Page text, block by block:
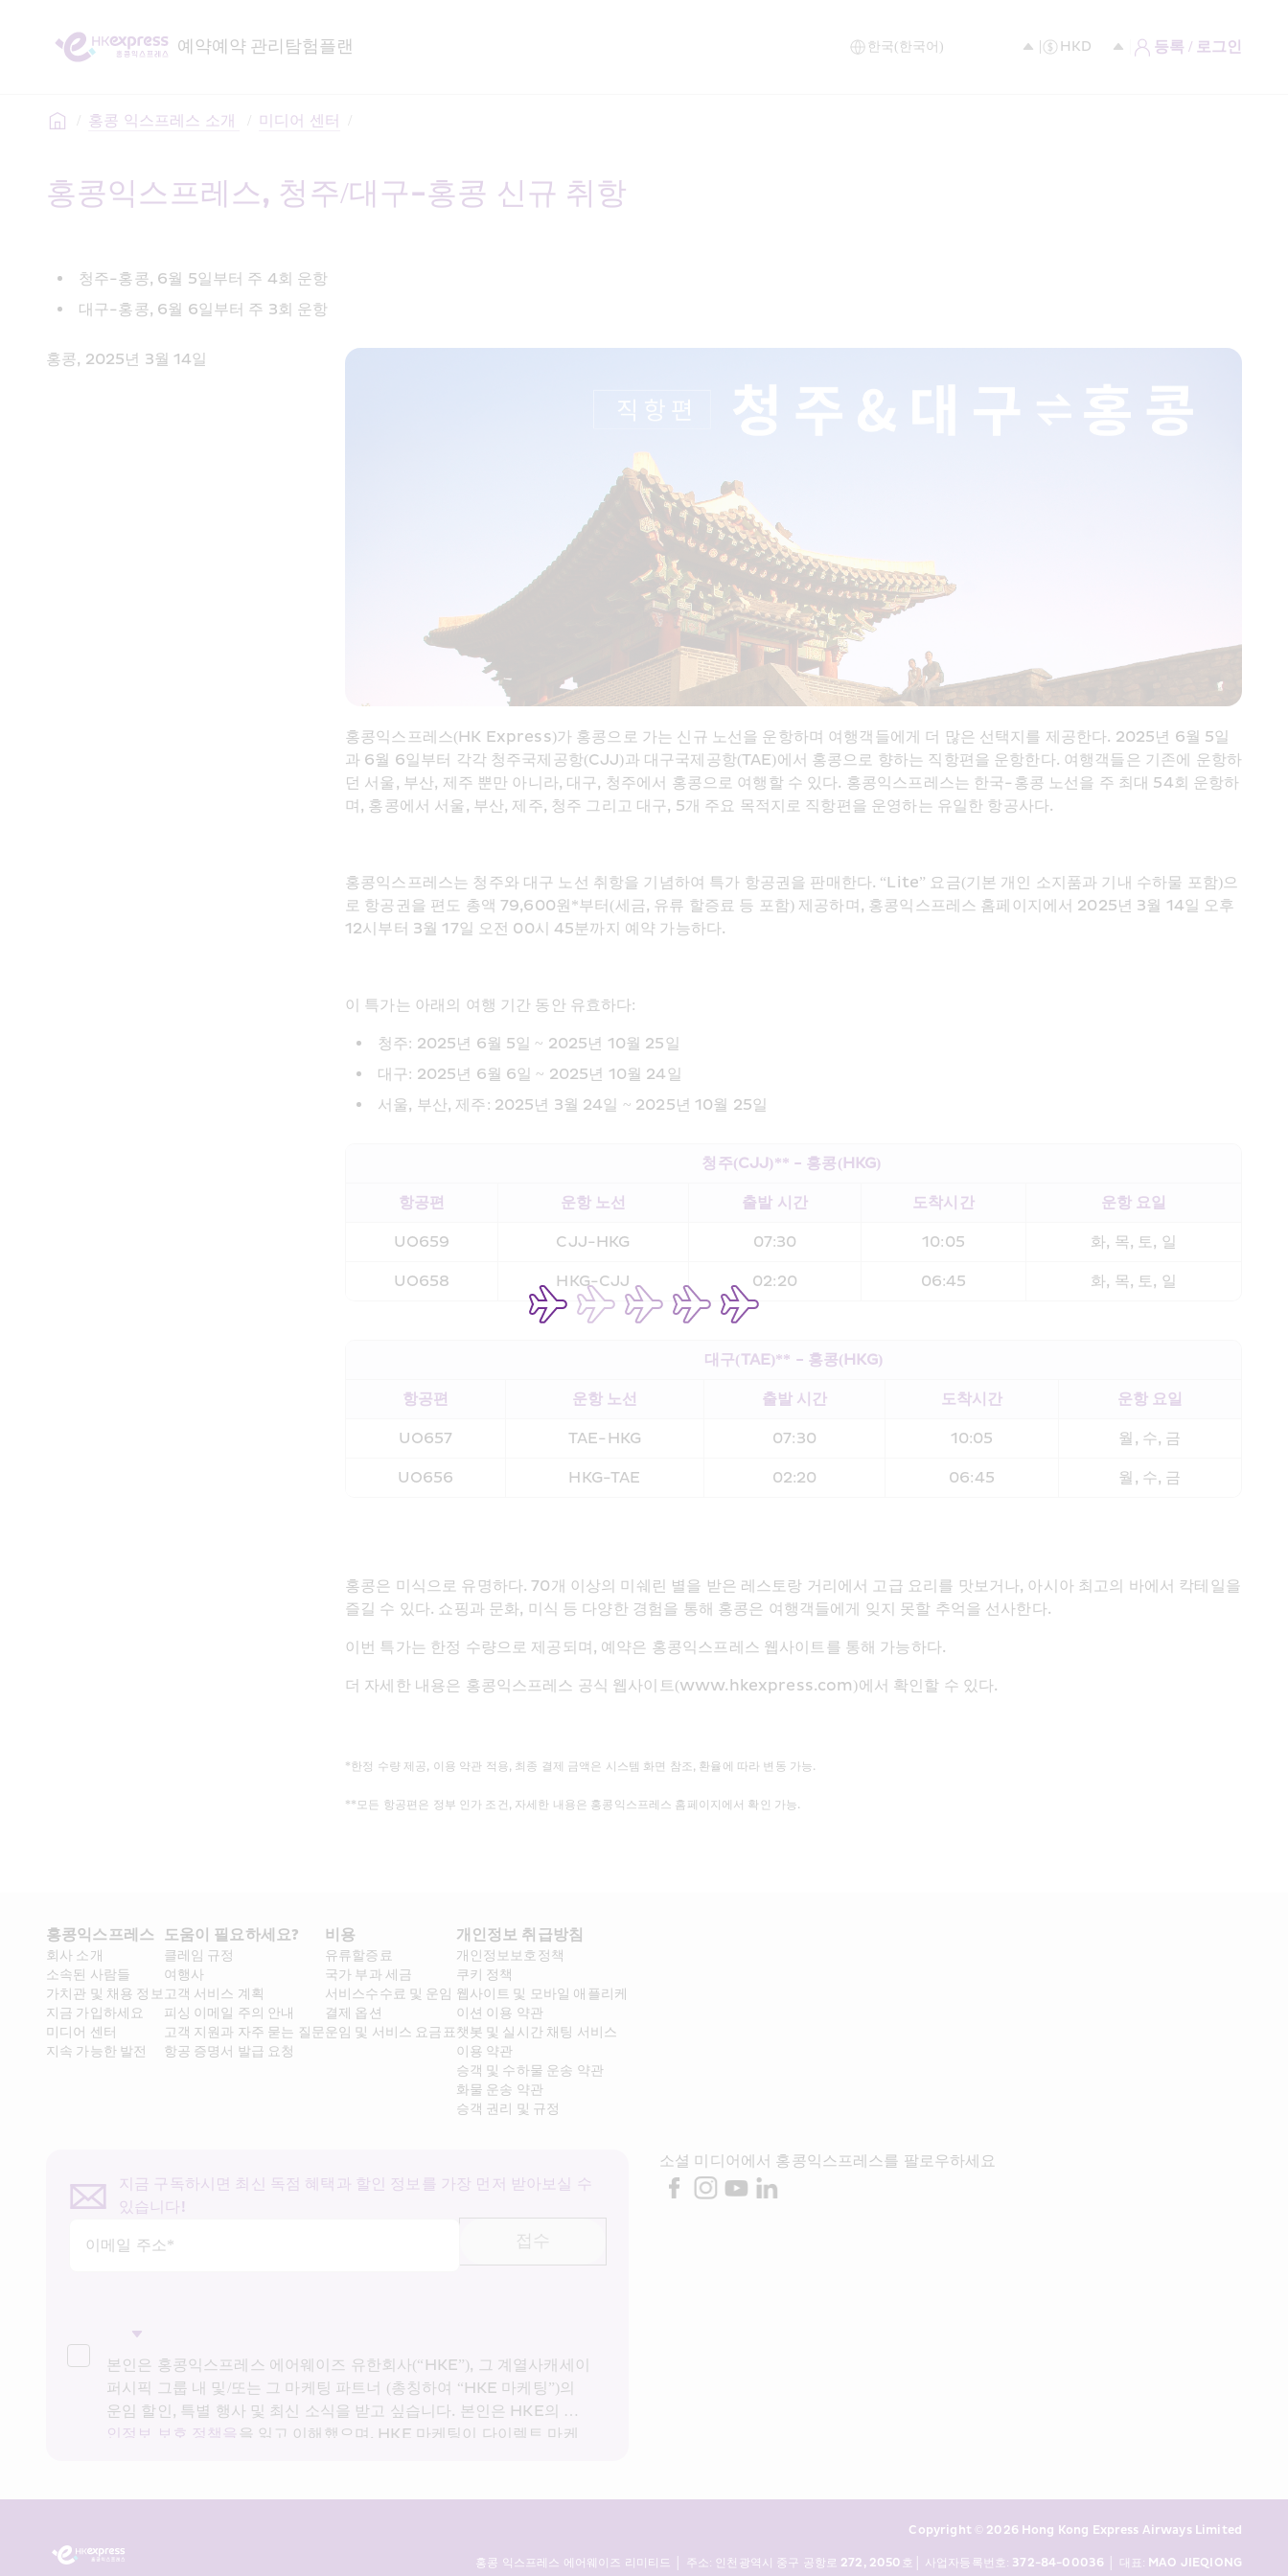
예약예약 관리 탐험플랜 등록 / 로그인
/ 홍콩 익스프레스 소개 / 미디어 센터 /
홍콩익스프레스, 청주/대구-홍콩 신규 취항
청주-홍콩, 6월 5일부터 주 4회 운항
대구-홍콩, 6월 6일부터 주 3회 운항
홍콩, 2025년 3월 14일
홍콩익스프레스(HK Express)가 홍콩으로 가는 신규 노선을 운항하며 여행객들에게 더 많은 선택지를 제공한다. 2025년 6월 5일
과 6월 6일부터 각각 청주국제공항(CJJ)과 대구국제공항(TAE)에서 홍콩으로 향하는 직항편을 운항한다. 여행객들은 기존에 운항하
던 서울, 부산, 제주 뿐만 아니라, 대구, 청주에서 홍콩으로 여행할 수 있다. 홍콩익스프레스는 한국-홍콩 노선을 주 최대 54회 운항하
며, 홍콩에서 서울, 부산, 제주, 청주 그리고 대구, 5개 주요 목적지로 직항편을 운영하는 유일한 항공사다.
홍콩익스프레스는 청주와 대구 노선 취항을 기념하여 특가 항공권을 판매한다. “Lite” 요금(기본 개인 소지품과 기내 수하물 포함)으
로 항공권을 편도 총액 79,600원*부터(세금, 유류 할증료 등 포함) 제공하며, 홍콩익스프레스 홈페이지에서 2025년 3월 14일 오후
12시부터 3월 17일 오전 00시 45분까지 예약 가능하다.
이 특가는 아래의 여행 기간 동안 유효하다:
청주: 2025년 6월 5일 ~ 2025년 10월 25일
대구: 2025년 6월 6일 ~ 2025년 10월 24일
서울, 부산, 제주: 2025년 3월 24일 ~ 2025년 10월 25일
청주(CJJ)** - 홍콩(HKG)
항공편 운항 노선 출발 시간 도착시간 운항 요일
UO659 CJJ-HKG 07:30 10:05 화, 목, 토, 일
UO658 HKG-CJJ 02:20 06:45 화, 목, 토, 일
대구(TAE)** - 홍콩(HKG)
항공편 운항 노선 출발 시간 도착시간 운항 요일
UO657 TAE-HKG 07:30 10:05 월, 수, 금
UO656 HKG-TAE 02:20 06:45 월, 수, 금
홍콩은 미식으로 유명하다. 70개 이상의 미쉐린 별을 받은 레스토랑 거리에서 고급 요리를 맛보거나, 아시아 최고의 바에서 칵테일을
즐길 수 있다. 쇼핑과 문화, 미식 등 다양한 경험을 통해 홍콩은 여행객들에게 잊지 못할 추억을 선사한다.
이번 특가는 한정 수량으로 제공되며, 예약은 홍콩익스프레스 웹사이트를 통해 가능하다.
더 자세한 내용은 홍콩익스프레스 공식 웹사이트(www.hkexpress.com)에서 확인할 수 있다.
*한정 수량 제공, 이용 약관 적용, 최종 결제 금액은 시스템 화면 참조, 환율에 따라 변동 가능.
**모든 항공편은 정부 인가 조건, 자세한 내용은 홍콩익스프레스 홈페이지에서 확인 가능.
홍콩익스프레스​
회사 소개​
소속된 사람들
가치관 및 채용 정보​
지금 가입하세요
미디어 센터
지속 가능한 발전
도움이 필요하세요?
클레임 규정
여행사
고객 서비스 계획
피싱 이메일 주의 안내
고객 지원과 자주 묻는 질문
항공 증명서 발급 요청
비용
유류할증료
국가 부과 세금
서비스수수료 및 운임
결제 옵션
운임 및 서비스 요금표
개인정보 취급방침
개인정보보호정책
쿠키 정책
웹사이트 및 모바일 애플리케
이션 이용 약관
챗봇 및 실시간 채팅 서비스
이용 약관
승객 및 수하물 운송 약관
화물 운송 약관
승객 권리 및 규정
지금 구독하시면 최신 독점 혜택과 할인 정보를 가장 먼저 받아보실 수
있습니다!
이메일 주소*
접수
본인은 홍콩익스프레스 에어웨이즈 유한회사(“HKE”), 그 계열사캐세이
퍼시픽 그룹 내 및/또는 그 마케팅 파트너 (총칭하여 “HKE 마케팅”)의
운임 할인, 특별 행사 및 최신 소식을 받고 싶습니다. 본인은 HKE의 개
인정보 보호 정책을 을 읽고 이해했으며, HKE 마케팅이 다이렉트 마케
사용할 수 없음을 알고 있습니다. 자세한 내용은 HKE의 개인정보 처리
소셜 미디어에서 홍콩익스프레스를 팔로우하세요
Copyright © 2026 Hong Kong Express Airways Limited
홍콩 익스프레스 에어웨이즈 리미티드 │ 주소: 인천광역시 중구 공항로 272, 2050호│ 사업자등록번호: 372-84-00036 │ 대표: MAO JIEQIONG